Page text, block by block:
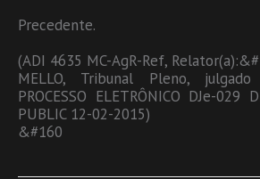
Precedente.
(ADI 4635 MC-AgR-Ref,
MELLO, Tribunal Pleno,
PROCESSO ELETRÔNICO DJe-029
PUBLIC 12-02-2015)
&#160